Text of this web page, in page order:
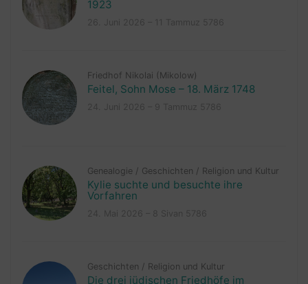
1923
Friedhof Nikolai (Mikolow)
Feitel, Sohn Mose – 18. März 1748
Genealogie / Geschichten / Religion und Kultur
Kylie suchte und besuchte ihre
Vorfahren
Geschichten / Religion und Kultur
Die drei jüdischen Friedhöfe im